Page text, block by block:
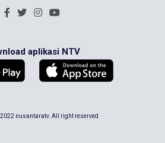
aplikasi NTV
2022 nusantaratv. All right reserved